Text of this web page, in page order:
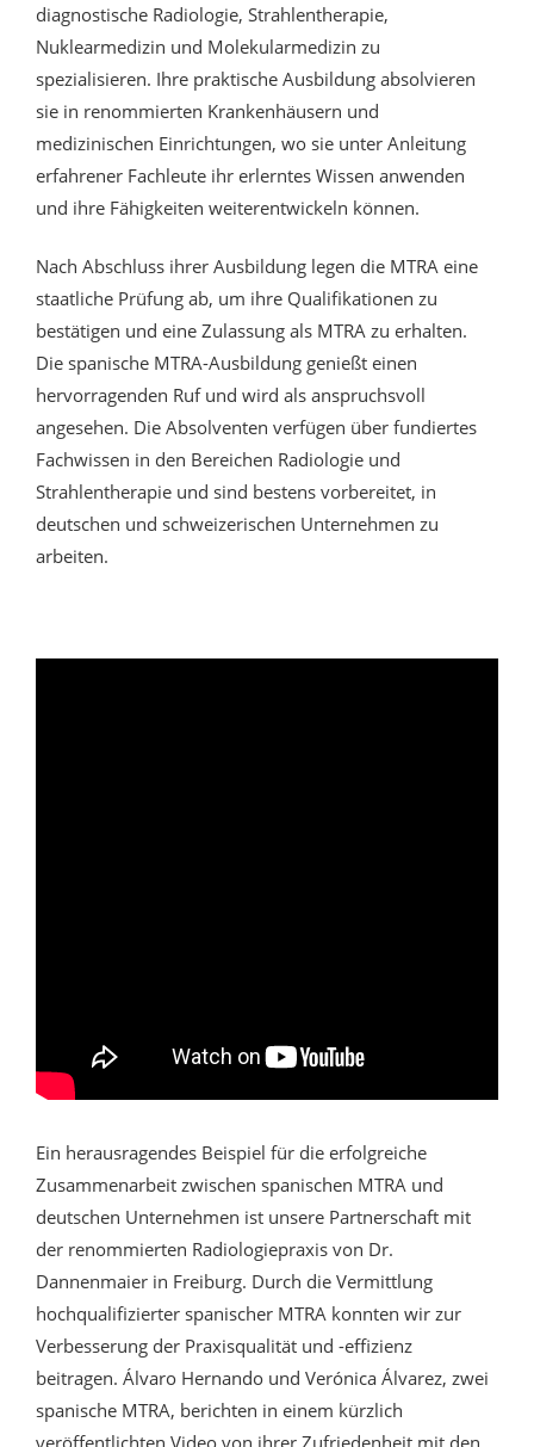
diagnostische Radiologie, Strahlentherapie,
Nuklearmedizin und Molekularmedizin zu
spezialisieren. Ihre praktische Ausbildung absolvieren
sie in renommierten Krankenhäusern und
medizinischen Einrichtungen, wo sie unter Anleitung
erfahrener Fachleute ihr erlerntes Wissen anwenden
und ihre Fähigkeiten weiterentwickeln können.
Nach Abschluss ihrer Ausbildung legen die MTRA eine
staatliche Prüfung ab, um ihre Qualifikationen zu
bestätigen und eine Zulassung als MTRA zu erhalten.
Die spanische MTRA-Ausbildung genießt einen
hervorragenden Ruf und wird als anspruchsvoll
angesehen. Die Absolventen verfügen über fundiertes
Fachwissen in den Bereichen Radiologie und
Strahlentherapie und sind bestens vorbereitet, in
deutschen und schweizerischen Unternehmen zu
arbeiten.
Ein herausragendes Beispiel für die erfolgreiche
Zusammenarbeit zwischen spanischen MTRA und
deutschen Unternehmen ist unsere Partnerschaft mit
der renommierten Radiologiepraxis von Dr.
Dannenmaier in Freiburg. Durch die Vermittlung
hochqualifizierter spanischer MTRA konnten wir zur
Verbesserung der Praxisqualität und -effizienz
beitragen. Álvaro Hernando und Verónica Álvarez, zwei
spanische MTRA, berichten in einem kürzlich
veröffentlichten Video von ihrer Zufriedenheit mit den